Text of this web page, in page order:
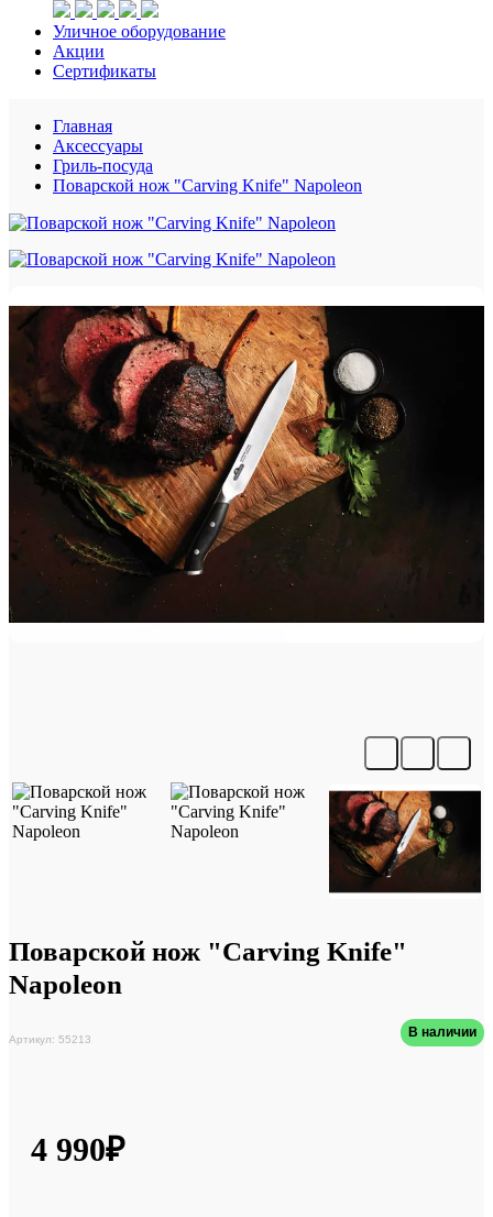
Уличное оборудование
Акции
Сертификаты
Главная
Аксессуары
Гриль-посуда
Поварской нож "Carving Knife" Napoleon
Поварской нож "Carving Knife"
Napoleon
Артикул: 55213 В наличии
4 990₽